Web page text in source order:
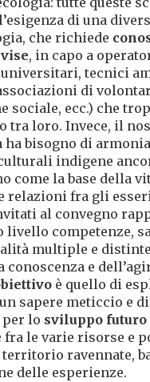
di una
che richiede
, in capo a
tecnici
di
sociale, ecc.) che
tra loro. Invece, il
ha bisogno di
indigene
come la base della
relazioni fra gli
al convegno
livello competenze,
multiple e
conoscenza e
è quello di
sapere meticcio e
lo sviluppo futuro
fra le varie risorse e
ravennate,
delle esperienze.